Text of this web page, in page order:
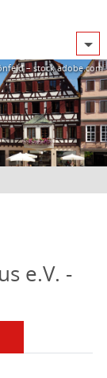
– stock.adobe.com
e.V. -